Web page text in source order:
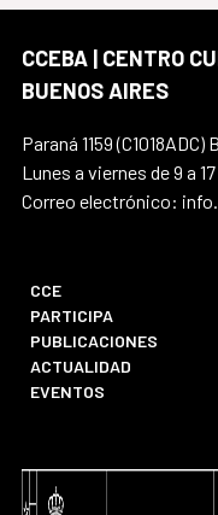
CCEBA | CENTRO
BUENOS AIRES
Paraná 1159
Lunes a viernes de 9 a 17
Correo electrónico:
CCE
PARTICIPA
PUBLICACIONES
ACTUALIDAD
EVENTOS